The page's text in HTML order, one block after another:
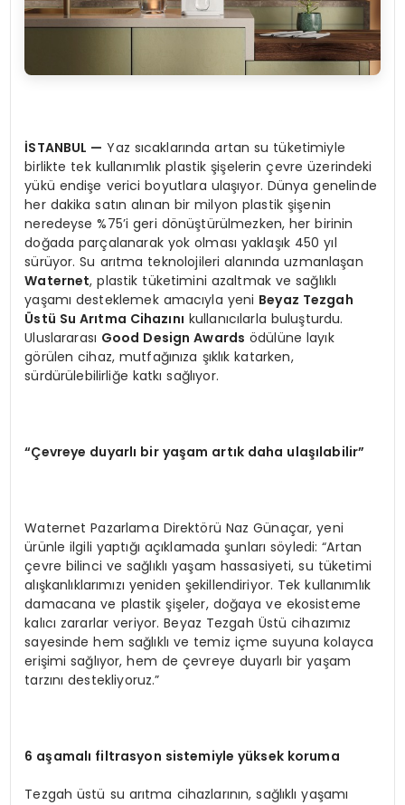
İSTANBUL — Yaz sıcaklarında artan su tüketimiyle
birlikte tek kullanımlık plastik şişelerin çevre üzerindeki
yükü endişe verici boyutlara ulaşıyor. Dünya genelinde
her dakika satın alınan bir milyon plastik şişenin
neredeyse %75’i geri dönüştürülmezken, her birinin
doğada parçalanarak yok olması yaklaşık 450 yıl
sürüyor. Su arıtma teknolojileri alanında uzmanlaşan
Waternet, plastik tüketimini azaltmak ve sağlıklı
yaşamı desteklemek amacıyla yeni Beyaz Tezgah
Üstü Su Arıtma Cihazını kullanıcılarla buluşturdu.
Uluslararası Good Design Awards ödülüne layık
görülen cihaz, mutfağınıza şıklık katarken,
sürdürülebilirliğe katkı sağlıyor.
“Çevreye duyarlı bir yaşam artık daha ulaşılabilir”
Waternet Pazarlama Direktörü Naz Günaçar, yeni
ürünle ilgili yaptığı açıklamada şunları söyledi: “Artan
çevre bilinci ve sağlıklı yaşam hassasiyeti, su tüketimi
alışkanlıklarımızı yeniden şekillendiriyor. Tek kullanımlık
damacana ve plastik şişeler, doğaya ve ekosisteme
kalıcı zararlar veriyor. Beyaz Tezgah Üstü cihazımız
sayesinde hem sağlıklı ve temiz içme suyuna kolayca
erişimi sağlıyor, hem de çevreye duyarlı bir yaşam
tarzını destekliyoruz.”
6 aşamalı filtrasyon sistemiyle yüksek koruma
Tezgah üstü su arıtma cihazlarının, sağlıklı yaşamı